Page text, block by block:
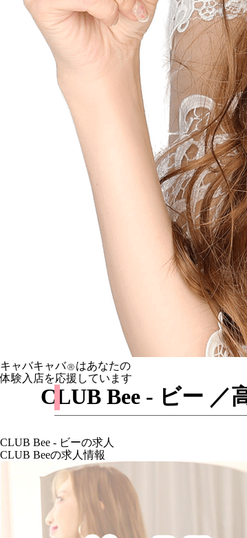
キャバキャバⓇ はあなたの
体験入店を応援しています
CLUB Bee - ビー ／
CLUB Bee - ビーの求人
CLUB Beeの求人情報